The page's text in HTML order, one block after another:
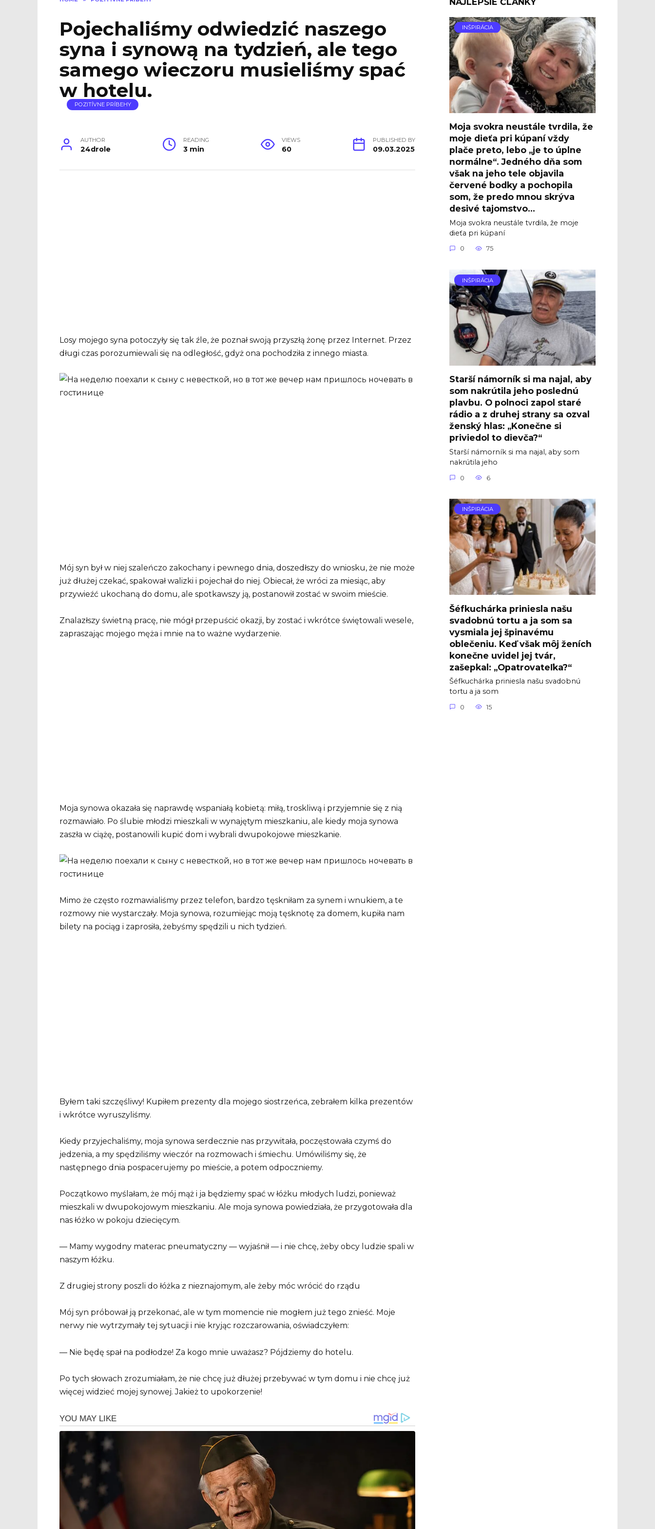
Pojechaliśmy odwiedzić naszego
syna i synową na tydzień, ale tego
samego wieczoru musieliśmy spać
w hotelu.
POZITÍVNE PRÍBEHY
AUTHOR
24drole
READING
3 min
VIEWS
60
PUBLISHED BY
09.03.2025
Losy mojego syna potoczyły się tak źle, że poznał swoją przyszłą żonę przez Internet. Przez
długi czas porozumiewali się na odległość, gdyż ona pochodziła z innego miasta.
Mój syn był w niej szaleńczo zakochany i pewnego dnia, doszedłszy do wniosku, że nie może
już dłużej czekać, spakował walizki i pojechał do niej. Obiecał, że wróci za miesiąc, aby
przywieźć ukochaną do domu, ale spotkawszy ją, postanowił zostać w swoim mieście.
Znalazłszy świetną pracę, nie mógł przepuścić okazji, by zostać i wkrótce świętowali wesele,
zapraszając mojego męża i mnie na to ważne wydarzenie.
Moja synowa okazała się naprawdę wspaniałą kobietą: miłą, troskliwą i przyjemnie się z nią
rozmawiało. Po ślubie młodzi mieszkali w wynajętym mieszkaniu, ale kiedy moja synowa
zaszła w ciążę, postanowili kupić dom i wybrali dwupokojowe mieszkanie.
Mimo że często rozmawialiśmy przez telefon, bardzo tęskniłam za synem i wnukiem, a te
rozmowy nie wystarczały. Moja synowa, rozumiejąc moją tęsknotę za domem, kupiła nam
bilety na pociąg i zaprosiła, żebyśmy spędzili u nich tydzień.
Byłem taki szczęśliwy! Kupiłem prezenty dla mojego siostrzeńca, zebrałem kilka prezentów
i wkrótce wyruszyliśmy.
Kiedy przyjechaliśmy, moja synowa serdecznie nas przywitała, poczęstowała czymś do
jedzenia, a my spędziliśmy wieczór na rozmowach i śmiechu. Umówiliśmy się, że
następnego dnia pospacerujemy po mieście, a potem odpoczniemy.
Początkowo myślałam, że mój mąż i ja będziemy spać w łóżku młodych ludzi, ponieważ
mieszkali w dwupokojowym mieszkaniu. Ale moja synowa powiedziała, że ​​przygotowała dla
nas łóżko w pokoju dziecięcym.
— Mamy wygodny materac pneumatyczny — wyjaśnił — i nie chcę, żeby obcy ludzie spali w
naszym łóżku.
Z drugiej strony poszli do łóżka z nieznajomym, ale żeby móc wrócić do rządu
Mój syn próbował ją przekonać, ale w tym momencie nie mogłem już tego znieść. Moje
nerwy nie wytrzymały tej sytuacji i nie kryjąc rozczarowania, oświadczyłem:
— Nie będę spał na podłodze! Za kogo mnie uważasz? Pójdziemy do hotelu.
Po tych słowach zrozumiałam, że nie chcę już dłużej przebywać w tym domu i nie chcę już
więcej widzieć mojej synowej. Jakież to upokorzenie!
INŠPIRÁCIA
Moja svokra neustále tvrdila, že
moje dieťa pri kúpaní vždy
plače preto, lebo „je to úplne
normálne“. Jedného dňa som
však na jeho tele objavila
červené bodky a pochopila
som, že predo mnou skrýva
desivé tajomstvo…
Moja svokra neustále tvrdila, že moje
dieťa pri kúpaní
0 75
INŠPIRÁCIA
Starší námorník si ma najal, aby
som nakrútila jeho poslednú
plavbu. O polnoci zapol staré
rádio a z druhej strany sa ozval
ženský hlas: „Konečne si
priviedol to dievča?“
Starší námorník si ma najal, aby som
nakrútila jeho
0 6
INŠPIRÁCIA
Šéfkuchárka priniesla našu
svadobnú tortu a ja som sa
vysmiala jej špinavému
oblečeniu. Keď však môj ženích
konečne uvidel jej tvár,
zašepkal: „Opatrovateľka?“
Šéfkuchárka priniesla našu svadobnú
tortu a ja som
0 15